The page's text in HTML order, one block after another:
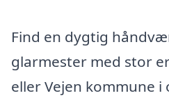
Find en dygtig
glarmester med stor
eller Vejen kommune i